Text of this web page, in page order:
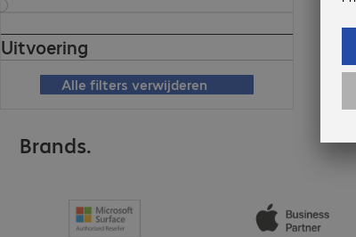
Uitvoering
Alle filters verwijderen
Brands.